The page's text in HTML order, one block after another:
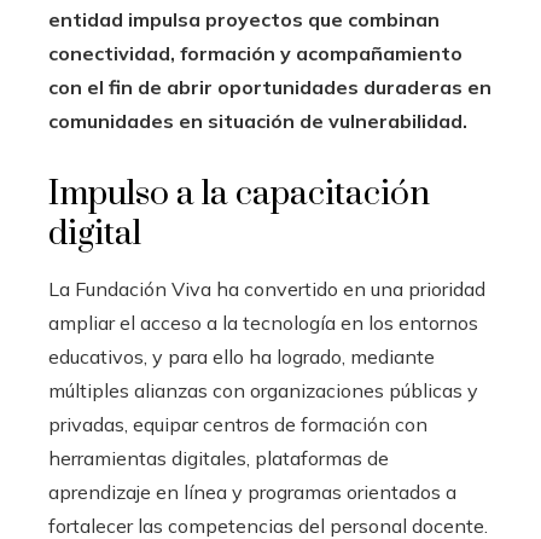
entidad impulsa proyectos que combinan
conectividad, formación y acompañamiento
con el fin de abrir oportunidades duraderas en
comunidades en situación de vulnerabilidad.
Impulso a la capacitación
digital
La Fundación Viva ha convertido en una prioridad
ampliar el acceso a la tecnología en los entornos
educativos, y para ello ha logrado, mediante
múltiples alianzas con organizaciones públicas y
privadas, equipar centros de formación con
herramientas digitales, plataformas de
aprendizaje en línea y programas orientados a
fortalecer las competencias del personal docente.